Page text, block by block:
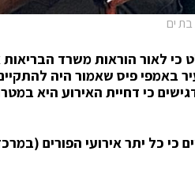
בת ים
כי לאור הוראות משרד
כי דחיית האירוע היא
כי כל יתר אירועי הפורים